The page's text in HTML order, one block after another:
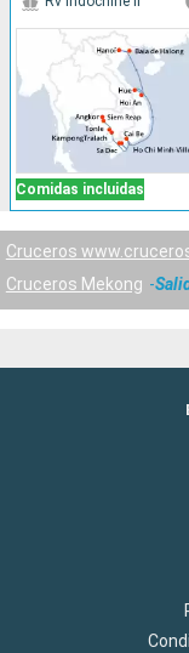
Comidas incluidas
Cruceros
Cruceros Mekong